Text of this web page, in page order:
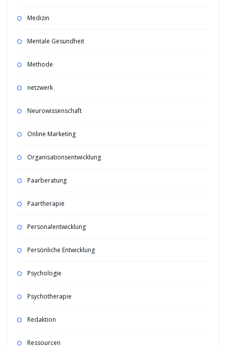
Medizin
Mentale Gesundheit
Methode
netzwerk
Neurowissenschaft
Online Marketing
Organisationsentwicklung
Paarberatung
Paartherapie
Personalentwicklung
Persönliche Entwicklung
Psychologie
Psychotherapie
Redaktion
Ressourcen